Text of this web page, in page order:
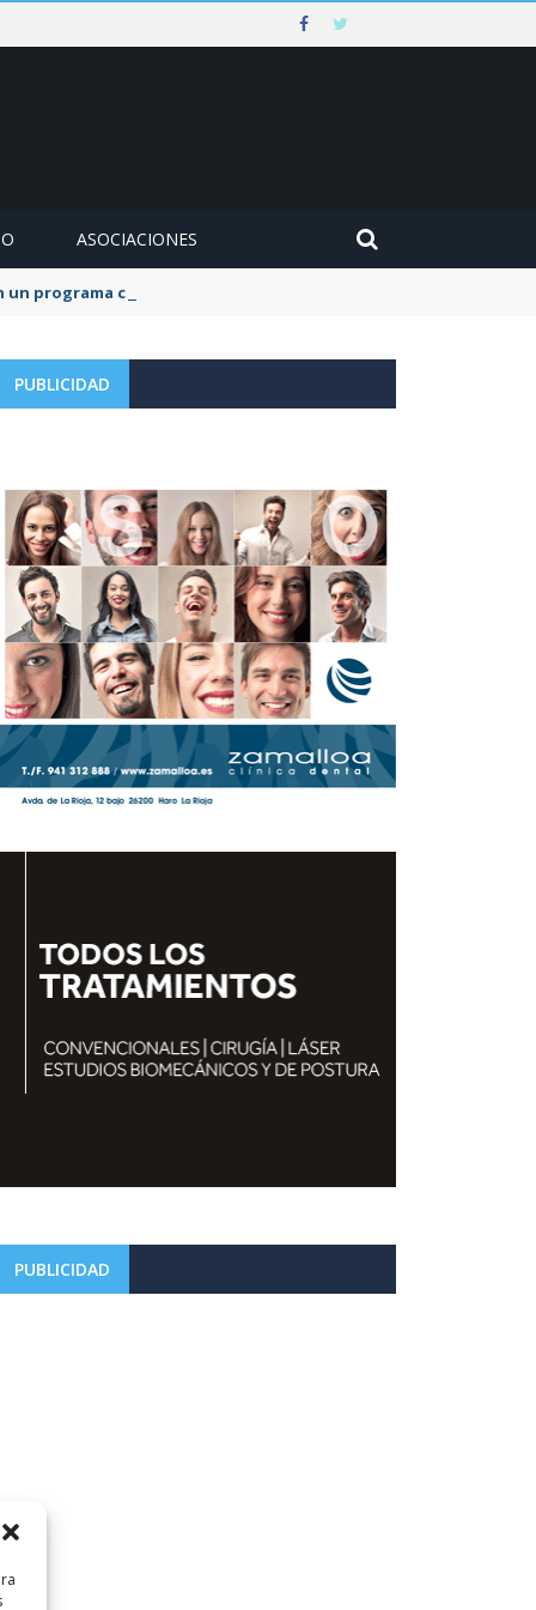
ASOCIACIONES
programa centrado en la biodiversidad y el eclipse solar
PUBLICIDAD
PUBLICIDAD